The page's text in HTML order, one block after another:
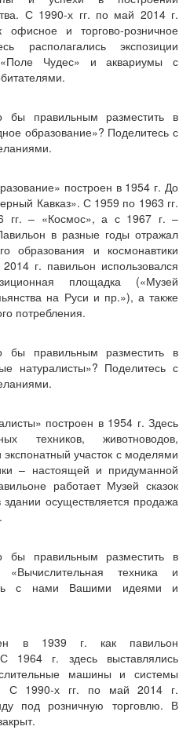
С 1990-х гг. по май 2014 г.
офисное и торгово-розничное
располагались экспозиции
«Поле Чудес» и аквариумы с
правильным разместить в
образование»? Поделитесь с
построен в 1954 г. До
Кавказ». С 1959 по 1963 гг.
гг. – «Космос», а с 1967 г. –
в разные годы отражал
образования и космонавтики
г. павильон использовался
площадка («Музей
на Руси и пр.»), а также
потребления.
правильным разместить в
Поделитесь с
построен в 1954 г. Здесь
техников, животноводов,
участок с моделями
– настоящей и придуманной
работает Музей сказок
осуществляется продажа
правильным разместить в
техника и
с нами Вашими идеями и
в 1939 г. как павильон
1964 г. здесь выставлялись
машины и системы
С 1990-х гг. по май 2014 г.
под розничную торговлю. В